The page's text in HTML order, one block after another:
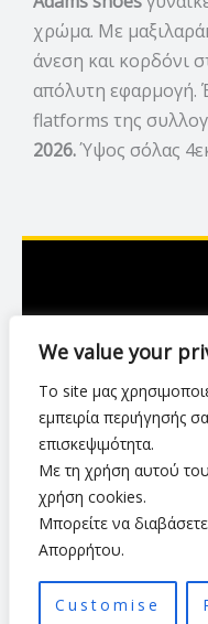
We value your
Το site μας
εμπειρία περιήγησής
επισκεψιμότητα.
Με τη χρήση αυτού
χρήση cookies.
Μπορείτε να
Απορρήτου.
Customise
χρώμα. Με
άνεση και κορδόνι
απόλυτη εφαρμογή.
flatforms της
2026.Ύψος σόλας
Πολιτική
Τρόποι &